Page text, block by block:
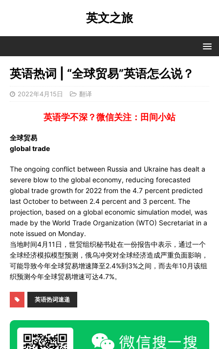
英文之旅
英语热词 | “全球贸易”英语怎么说？
2022年4月15日 翻译
英语学不深？微信关注：田间小站
全球贸易
global trade
The ongoing conflict between Russia and Ukraine has dealt a
severe blow to the global economy, reducing forecasted
global trade growth for 2022 from the 4.7 percent predicted
last October to between 2.4 percent and 3 percent. The
projection, based on a global economic simulation model, was
made by the World Trade Organization (WTO) Secretariat in a
note issued on Monday.
当地时间4月11日，世贸组织秘书处在一份报告中表示，通过一个
全球经济模拟模型预测，俄乌冲突对全球经济造成严重负面影响，
可能导致今年全球贸易增速降至2.4%到3%之间，而去年10月该组
织预测今年全球贸易增速可达4.7%。
英语热词速递